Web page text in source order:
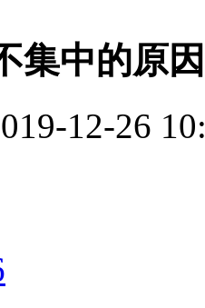
集中的原
12-26